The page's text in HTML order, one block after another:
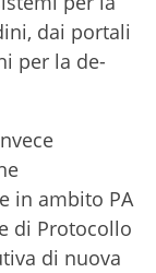
dai portali
per la de-
in ambito PA
di Protocollo
di nuova